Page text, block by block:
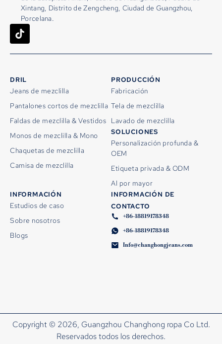
Xintang, Distrito de Zengcheng, Ciudad de Guangzhou,
Porcelana.
DRIL
Jeans de mezclilla
Pantalones cortos de mezclilla
Faldas de mezclilla & Vestidos
Monos de mezclilla & Mono
Chaquetas de mezclilla
Camisa de mezclilla
PRODUCCIÓN
Fabricación
Tela de mezclilla
Lavado de mezclilla
SOLUCIONES
Personalización profunda &
OEM
Etiqueta privada & ODM
Al por mayor
INFORMACIÓN
Estudios de caso
Sobre nosotros
Blogs
INFORMACIÓN DE
CONTACTO
+86-18819178348
+86-18819178348
Info@changhongjeans.com
Copyright © 2026, Guangzhou Changhong ropa Co Ltd.
Reservados todos los derechos.